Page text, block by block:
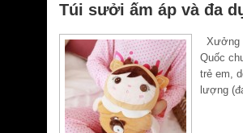
Túi sưởi ấm áp và đa
Xưởng
Quốc
trẻ em,
lượng